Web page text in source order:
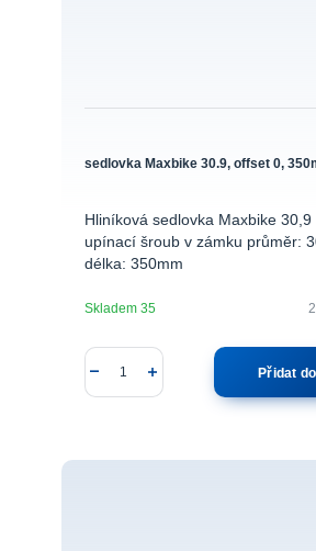
sedlovka Maxbike 30.9, offset 0,
Hliníková sedlovka Maxbike 30,9
upínací šroub v zámku průměr:
délka: 350mm
Skladem 35
Přidat